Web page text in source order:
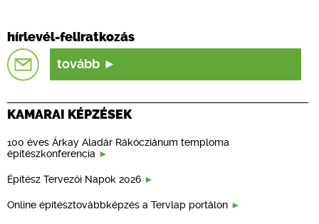
hírlevél-feliratkozás
tovább
KAMARAI KÉPZÉSEK
100 éves Árkay Aladár Rákócziánum temploma
építészkonferencia
Építész Tervezői Napok 2026
Online építésztovábbképzés a Tervlap portálon